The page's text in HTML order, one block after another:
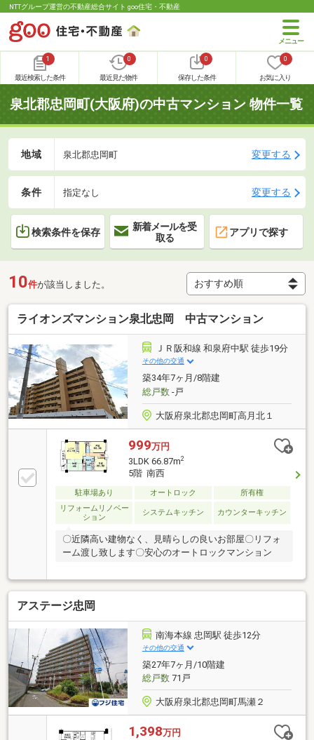
NTTグループ運営の不動産総合サイト goo住宅・不動産
1
最近検索した条件
0
最近見た物件
0
保存した条件
0
お気に入り
泉北郡忠岡町(大阪府)の中古マンション 物件一覧
地域 泉北郡忠岡町 変更する
条件 指定なし 変更する
検索条件を保存
新着メールを受
取る
アプリで探す
10件が該当しました。
ライオンズマンション泉北忠岡 中古マンション
ＪＲ阪和線 和泉府中駅 徒歩19分
その他の交通
築34年7ヶ月/8階建
総戸数-戸
大阪府泉北郡忠岡町高月北１
999万円
3LDK 66.87m2
5階 南西
駐車場あり オートロック
所有権
リフォームリノベー
ション
システムキッチン カウンターキッチン
〇近隣高い建物なく、見晴らしの良いお部屋〇リフォ
ーム渡し致します〇安心のオートロックマンション
アステージ忠岡
南海本線 忠岡駅 徒歩12分
その他の交通
築27年7ヶ月/10階建
総戸数71戸
大阪府泉北郡忠岡町馬瀬２
1,398万円